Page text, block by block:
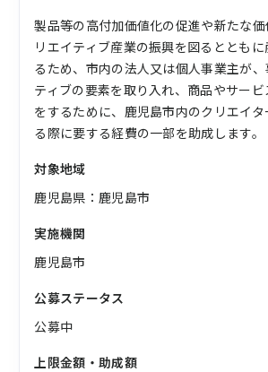
製品等の高付加価値化の促進や新たな
リエイティブ産業の振興を図るととも
るため、市内の法人又は個人事業主が
ティブの要素を取り入れ、商品やサー
をするために、鹿児島市内のクリエイ
る際に要する経費の一部を助成します。
対象地域
鹿児島県：鹿児島市
実施機関
鹿児島市
公募ステータス
公募中
上限金額・助成額